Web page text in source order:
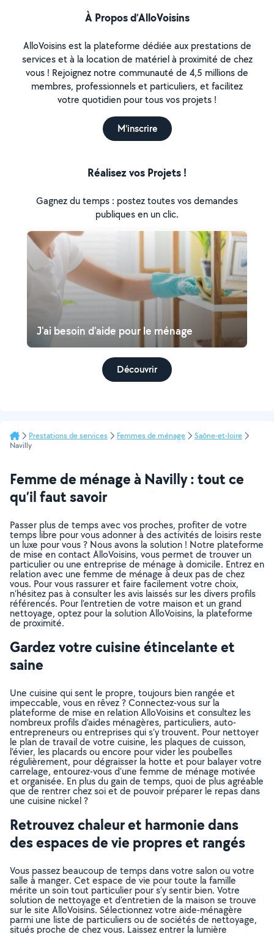
À Propos d’AlloVoisins
AlloVoisins est la plateforme dédiée aux prestations de
services et à la location de matériel à proximité de chez
vous ! Rejoignez notre communauté de 4,5 millions de
membres, professionnels et particuliers, et facilitez
votre quotidien pour tous vos projets !
M'inscrire
Réalisez vos Projets !
Gagnez du temps : postez toutes vos demandes
publiques en un clic.
J'ai besoin d'aide pour le ménage
Découvrir
Prestations de services Femmes de ménage
Saône-et-loire
Navilly
Femme de ménage à Navilly : tout ce
qu’il faut savoir
Passer plus de temps avec vos proches, profiter de votre
temps libre pour vous adonner à des activités de loisirs reste
un luxe pour vous ? Nous avons la solution ! Notre plateforme
de mise en contact AlloVoisins, vous permet de trouver un
particulier ou une entreprise de ménage à domicile. Entrez en
relation avec une femme de ménage à deux pas de chez
vous. Pour vous rassurer et faire facilement votre choix,
n’hésitez pas à consulter les avis laissés sur les divers profils
référencés. Pour l’entretien de votre maison et un grand
nettoyage, optez pour la solution AlloVoisins, la plateforme
de proximité.
Gardez votre cuisine étincelante et
saine
Une cuisine qui sent le propre, toujours bien rangée et
impeccable, vous en rêvez ? Connectez-vous sur la
plateforme de mise en relation AlloVoisins et consultez les
nombreux profils d’aides ménagères, particuliers, auto-
entrepreneurs ou entreprises qui s’y trouvent. Pour nettoyer
le plan de travail de votre cuisine, les plaques de cuisson,
l’évier, les placards ou encore pour vider les poubelles
régulièrement, pour dégraisser la hotte et pour balayer votre
carrelage, entourez-vous d’une femme de ménage motivée
et organisée. En plus du gain de temps, quoi de plus agréable
que de rentrer chez soi et de pouvoir préparer le repas dans
une cuisine nickel ?
Retrouvez chaleur et harmonie dans
des espaces de vie propres et rangés
Vous passez beaucoup de temps dans votre salon ou votre
salle à manger. Cet espace de vie pour toute la famille
mérite un soin tout particulier pour s’y sentir bien. Votre
solution de nettoyage et d’entretien de la maison se trouve
sur le site AlloVoisins. Sélectionnez votre aide-ménagère
parmi une liste de particuliers ou de sociétés de nettoyage,
situés proche de chez vous. Laissez entrer la lumière